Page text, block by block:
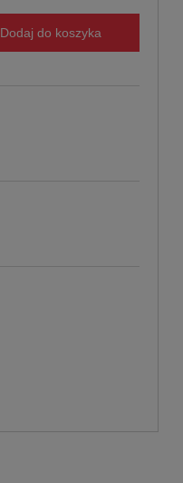
Dodaj do koszyka